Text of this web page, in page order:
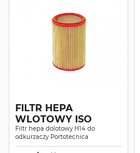
FILTR HEPA
WLOTOWY ISO
Filtr hepa dolotowy H14 do
odkurzaczy Portotecnica